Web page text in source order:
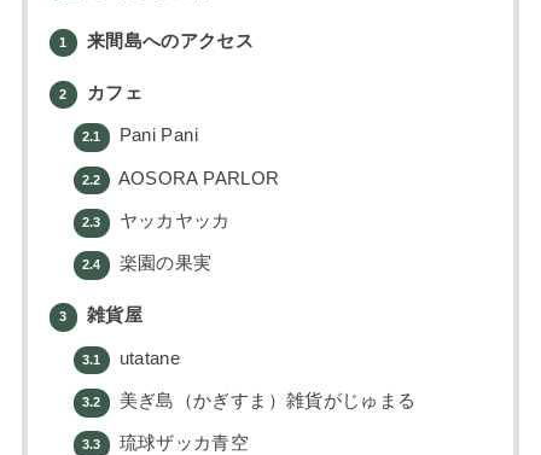
1 来間島へのアクセス
2 カフェ
2.1 Pani Pani
2.2 AOSORA PARLOR
2.3 ヤッカヤッカ
2.4 楽園の果実
3 雑貨屋
3.1 utatane
3.2 美ぎ島（かぎすま）雑貨がじゅまる
3.3 琉球ザッカ青空